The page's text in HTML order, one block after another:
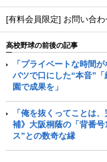
[有料会員限定] お問い合わ
高校野球の前後の記事
「プライベートな時間
バツで口にした“本音”
園で成果を」
「俺を抜くってことは
補》大阪桐蔭の「背番
ス”との数奇な縁